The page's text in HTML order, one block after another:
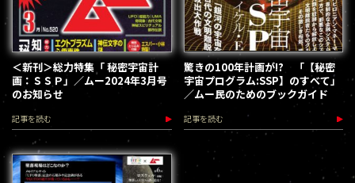
＜新刊＞総力特集「 秘密宇宙計
画：ＳＳＰ」／ムー2024年3月号
のお知らせ
記事を読む
驚きの100年計画が!? 「【秘密
宇宙プログラム:SSP】のすべて」
／ムー民のためのブックガイド
記事を読む